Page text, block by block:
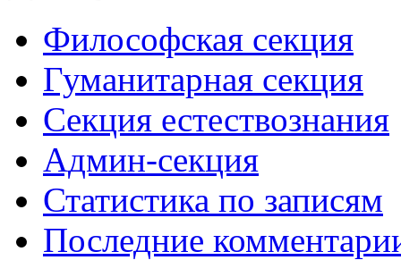
Философская секция
Гуманитарная секция
Секция естествознания
Админ-секция
Статистика по записям
Последние